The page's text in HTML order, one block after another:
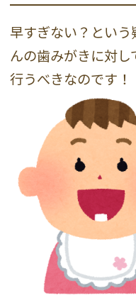
早すぎない？とい
んの歯みがきに対
行うべきなのです！